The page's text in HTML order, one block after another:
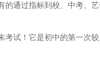
通过指标到校、中考、
试！它是初中的第一次